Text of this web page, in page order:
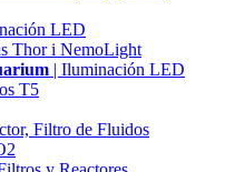
LED
Thor i NemoLight
| Iluminación LED
T5
Filtro de Fluidos